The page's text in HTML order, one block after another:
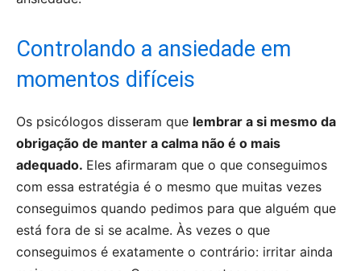
Controlando a ansiedade em
momentos difíceis
Os psicólogos disseram que lembrar a si mesmo da
obrigação de manter a calma não é o mais
adequado. Eles afirmaram que o que conseguimos
com essa estratégia é o mesmo que muitas vezes
conseguimos quando pedimos para que alguém que
está fora de si se acalme. Às vezes o que
conseguimos é exatamente o contrário: irritar ainda